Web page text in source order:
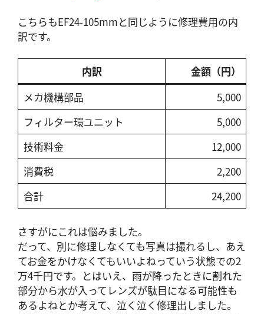
こちらもEF24-105mmと同じように修理費用の内
訳です。
内訳
金額（円）
メカ機構部品
5,000
フィルター環ユニット
5,000
技術料金
12,000
消費税
2,200
合計
24,200
さすがにこれは悩みました。
だって、別に修理しなくても写真は撮れるし、あえ
てお金をかけなくてもいいよねっていう状態での2
万4千円です。とはいえ、雨が降ったときに割れた
部分から水が入ってレンズが駄目になる可能性も
あるよねとか考えて、泣く泣く修理出しました。